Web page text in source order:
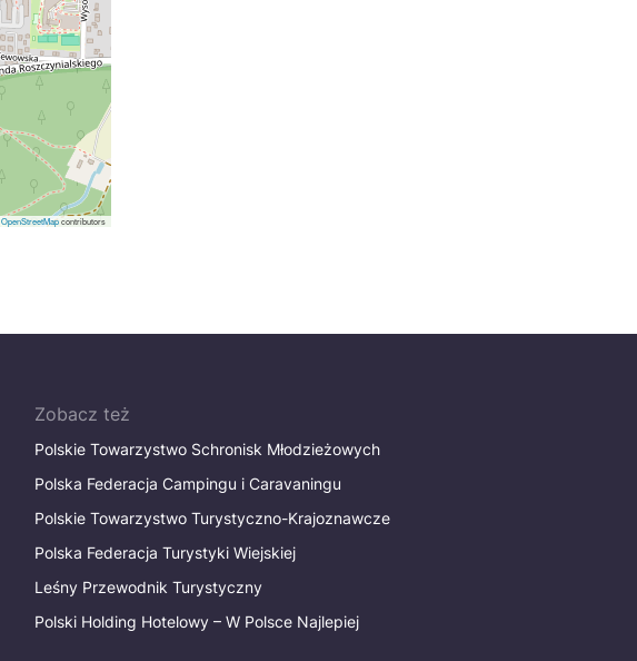
OpenStreetMapcontributors
Zobacz też
Polskie Towarzystwo Schronisk Młodzieżowych
Polska Federacja Campingu i Caravaningu
Polskie Towarzystwo Turystyczno-Krajoznawcze
Polska Federacja Turystyki Wiejskiej
Leśny Przewodnik Turystyczny
Polski Holding Hotelowy – W Polsce Najlepiej